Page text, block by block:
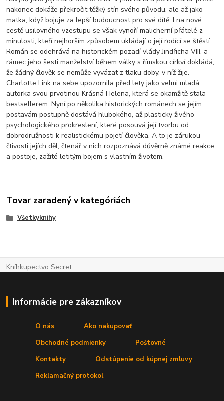
nakonec dokáže překročit těžký stín svého původu, ale až jako
matka, když bojuje za lepší budoucnost pro své dítě. I na nové
cestě usilovného vzestupu se však vynoří malicherní přátelé z
minulosti, kteří nejhorším způsobem ukládají o její rodící se štěstí…
Román se odehrává na historickém pozadí vlády Jindřicha VIII. a
rámec jeho šesti manželství během války s římskou církví dokládá,
že žádný člověk se nemůže vyvázat z tlaku doby, v níž žije.
Charlotte Link na sebe upozornila před lety jako velmi mladá
autorka svou prvotinou Krásná Helena, která se okamžitě stala
bestsellerem. Nyní po několika historických románech se jejím
postavám postupně dostává hlubokého, až plasticky živého
psychologického prokreslení, které posouvá její tvorbu od
dobrodružnosti k realistickému pojetí člověka. A to je zárukou
čtivosti jejích děl; čtenář v nich rozpoznává důvěrně známé reakce
a postoje, zažité letitým bojem s vlastním životem.
Tovar zaradený v kategóriách
Všetkyknihy
Kníhkupectvo Secret
Informácie pre zákazníkov
O nás
Ako nakupovať
Obchodné podmienky
Poštovné
Kontakty
Odstúpenie od kúpnej zmluvy
Reklamačný protokol